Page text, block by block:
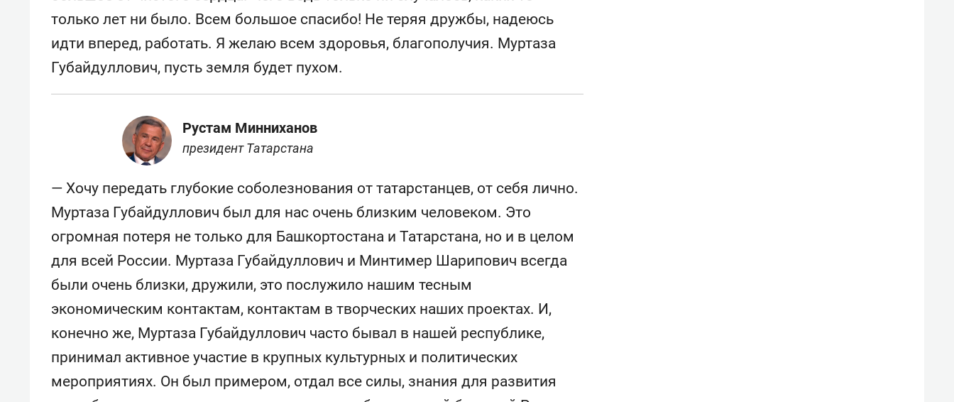
только лет ни было. Всем большое спасибо! Не теряя дружбы, надеюсь
идти вперед, работать. Я желаю всем здоровья, благополучия. Муртаза
Губайдуллович, пусть земля будет пухом.
Рустам Минниханов
президент Татарстана
— Хочу передать глубокие соболезнования от татарстанцев, от себя лично.
Муртаза Губайдуллович был для нас очень близким человеком. Это
огромная потеря не только для Башкортостана и Татарстана, но и в целом
для всей России. Муртаза Губайдуллович и Минтимер Шарипович всегда
были очень близки, дружили, это послужило нашим тесным
экономическим контактам, контактам в творческих наших проектах. И,
конечно же, Муртаза Губайдуллович часто бывал в нашей республике,
принимал активное участие в крупных культурных и политических
мероприятиях. Он был примером, отдал все силы, знания для развития